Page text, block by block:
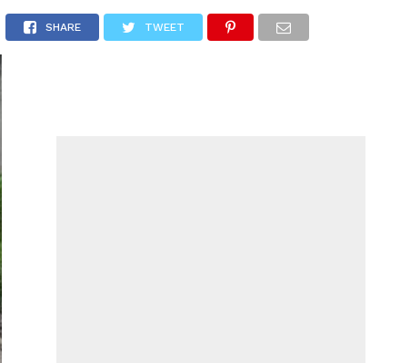
DEPORTES DENUNCIAS WHATSAPP
SHARE TWEET